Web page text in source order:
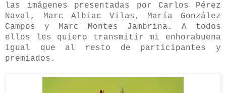
las imágenes presentadas por Carlos Pérez
Naval, Marc Albiac Vilas, María González
Campos y Marc Montes Jambrina. A todos
ellos les quiero transmitir mi enhorabuena
igual que al resto de participantes y
premiados.